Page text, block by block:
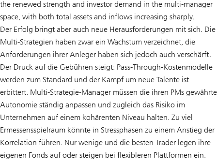
the renewed strength and investor demand in the multi-manager
space, with both total assets and inflows increasing sharply.
Der Erfolg bringt aber auch neue Herausforderungen mit sich. Die
Multi-Strategien haben zwar ein Wachstum verzeichnet, die
Anforderungen ihrer Anleger haben sich jedoch auch verschärft.
Der Druck auf die Gebühren steigt: Pass-Through-Kostenmodelle
werden zum Standard und der Kampf um neue Talente ist
erbittert. Multi-Strategie-Manager müssen die ihren PMs gewährte
Autonomie ständig anpassen und zugleich das Risiko im
Unternehmen auf einem kohärenten Niveau halten. Zu viel
Ermessensspielraum könnte in Stressphasen zu einem Anstieg der
Korrelation führen. Nur wenige und die besten Trader legen ihre
eigenen Fonds auf oder steigen bei flexibleren Plattformen ein.